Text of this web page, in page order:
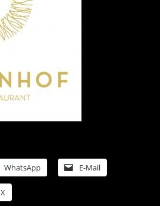
WhatsApp E-Mail
X